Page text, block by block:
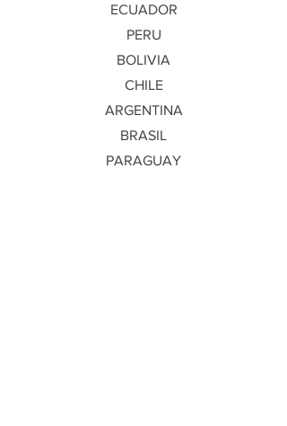
ECUADOR
PERU
BOLIVIA
CHILE
ARGENTINA
BRASIL
PARAGUAY